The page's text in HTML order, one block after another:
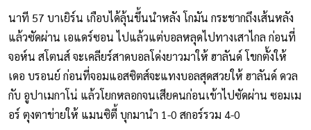
นาที 57 บาเยิร์น เกือบได้ลุ้นขึ้นนำหลัง โกมัน กระชากถึงเส้นหลัง
แล้วซัดผ่าน เอแดร์ซอน ไปแล้วแต่บอลหลุดไปทางเสาไกล ก่อนที่
จอห์น สโตนส์ จะเคลียร์สาดบอลโด่งยาวมาให้ ฮาลันด์ โขกตั้งให้
เดอ บรอนย์ ก่อนที่จอมแอสซิตส์จะแทงบอลสุดสวยให้ ฮาลันด์ ดวล
กับ อูปาเมกาโน่ แล้วโยกหลอกจนเสียคนก่อนเข้าไปซัดผ่าน ซอมเม
อร์ ตุงตาข่ายให้ แมนซิตี้ บุกมานำ 1-0 สกอร์รวม 4-0